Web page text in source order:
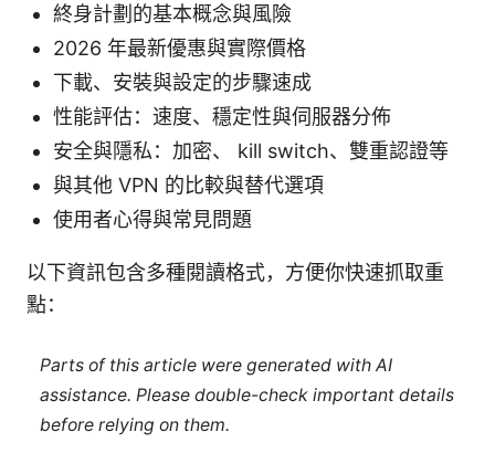
終身計劃的基本概念與風險
2026 年最新優惠與實際價格
下載、安裝與設定的步驟速成
性能評估：速度、穩定性與伺服器分佈
安全與隱私：加密、 kill switch、雙重認證等
與其他 VPN 的比較與替代選項
使用者心得與常見問題
以下資訊包含多種閱讀格式，方便你快速抓取重
點：
Parts of this article were generated with AI
assistance. Please double-check important details
before relying on them.